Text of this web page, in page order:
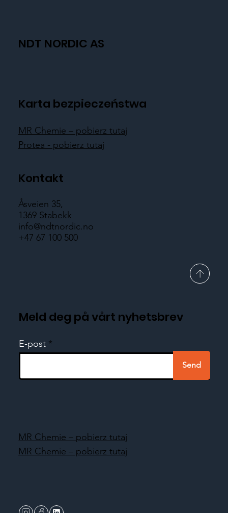
NDT NORDIC AS
Karta bezpieczeństwa
MR Chemie – pobierz tutaj
Protea - pobierz tutaj
Kontakt
Åsveien 35,
1369 Stabekk
info@ndtnordic.no
+47 67 100 500
Meld deg på vårt nyhetsbrev
E-post
Send
MR Chemie – pobierz tutaj
MR Chemie – pobierz tutaj